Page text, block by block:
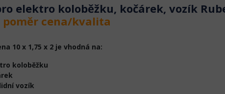
elektro koloběžku, kočárek, vozík
poměr cena/kvalita
10 x 1,75 x 2 je vhodná na:
koloběžku
vozík